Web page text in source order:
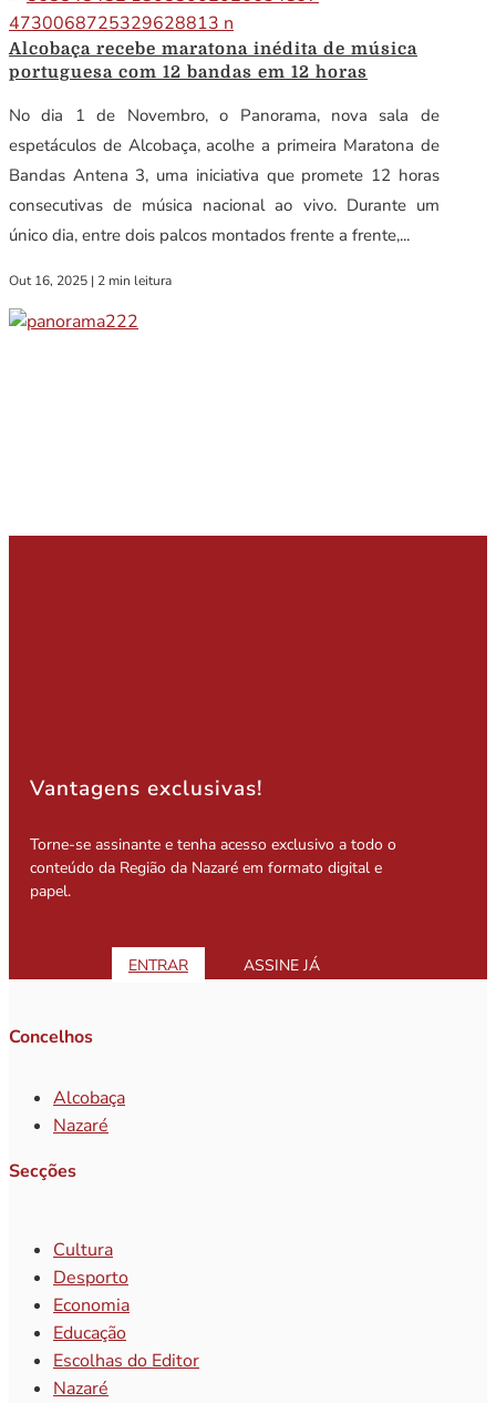
Alcobaça recebe maratona inédita de música
portuguesa com 12 bandas em 12 horas
No dia 1 de Novembro, o Panorama, nova sala de
espetáculos de Alcobaça, acolhe a primeira Maratona de
Bandas Antena 3, uma iniciativa que promete 12 horas
consecutivas de música nacional ao vivo. Durante um
único dia, entre dois palcos montados frente a frente,...
Out 16, 2025 | 2 min leitura
Vantagens exclusivas!
Torne-se assinante e tenha acesso exclusivo a todo o
conteúdo da Região da Nazaré em formato digital e
papel.
ENTRAR ASSINE JÁ
Concelhos
Alcobaça
Nazaré
Secções
Cultura
Desporto
Economia
Educação
Escolhas do Editor
Nazaré